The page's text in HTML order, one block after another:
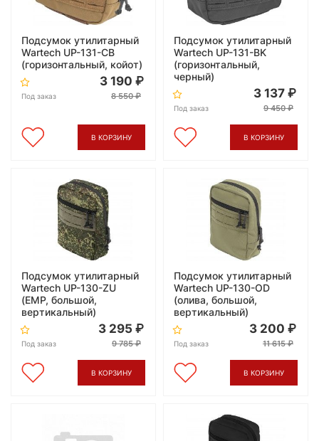
Подсумок утилитарный
Wartech UP-131-CB
(горизонтальный, койот)
Под заказ
3 190
8 550
В КОРЗИНУ
Подсумок утилитарный
Wartech UP-131-BK
(горизонтальный,
черный)
Под заказ
3 137
9 450
В КОРЗИНУ
Подсумок утилитарный
Wartech UP-130-ZU
(ЕМР, большой,
вертикальный)
Под заказ
3 295
9 785
В КОРЗИНУ
Подсумок утилитарный
Wartech UP-130-OD
(олива, большой,
вертикальный)
Под заказ
3 200
11 615
В КОРЗИНУ